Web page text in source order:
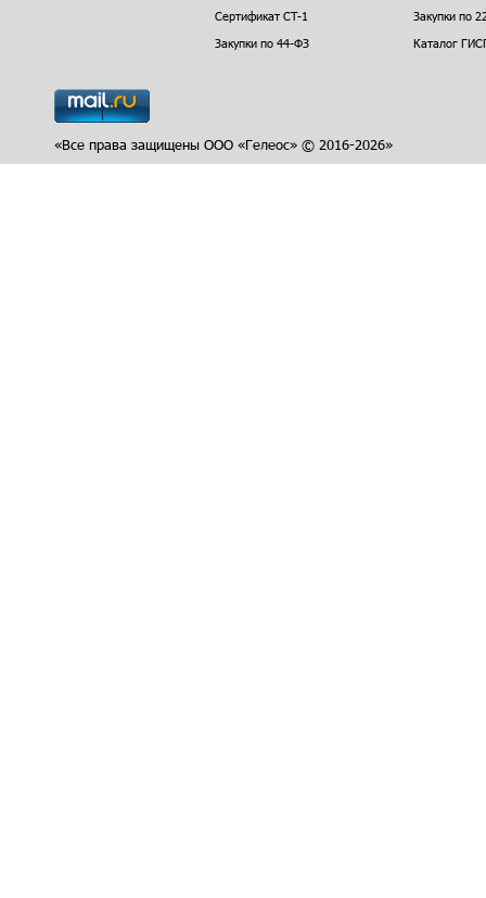
Сертификат СТ-1
Закупки по 44-ФЗ
Закупки по
Каталог
«Все права защищены ООО «Гелеос» © 2016-2026»